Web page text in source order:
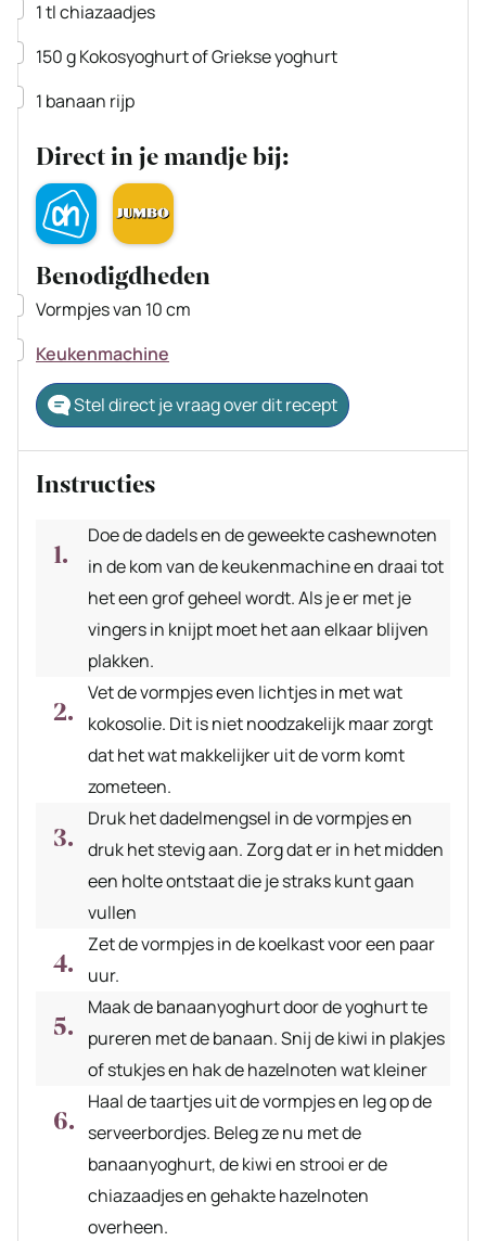
▢
1tlchiazaadjes
▢
150gKokosyoghurtof Griekse yoghurt
▢
1 banaan rijp
Direct in je mandje bij:
Benodigdheden
▢
Vormpjes van 10 cm
▢
Keukenmachine
Stel direct je vraag over dit recept
Instructies
Doe de dadels en de geweekte cashewnoten
in de kom van de keukenmachine en draai tot
het een grof geheel wordt. Als je er met je
vingers in knijpt moet het aan elkaar blijven
plakken.
Vet de vormpjes even lichtjes in met wat
kokosolie. Dit is niet noodzakelijk maar zorgt
dat het wat makkelijker uit de vorm komt
zometeen.
Druk het dadelmengsel in de vormpjes en
druk het stevig aan. Zorg dat er in het midden
een holte ontstaat die je straks kunt gaan
vullen
Zet de vormpjes in de koelkast voor een paar
uur.
Maak de banaanyoghurt door de yoghurt te
pureren met de banaan. Snij de kiwi in plakjes
of stukjes en hak de hazelnoten wat kleiner
Haal de taartjes uit de vormpjes en leg op de
serveerbordjes. Beleg ze nu met de
banaanyoghurt, de kiwi en strooi er de
chiazaadjes en gehakte hazelnoten
overheen.